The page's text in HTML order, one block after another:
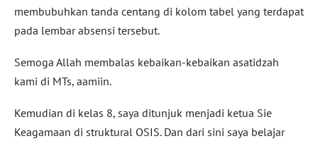
membubuhkan tanda centang di kolom tabel yang terdapat
pada lembar absensi tersebut.
Semoga Allah membalas kebaikan-kebaikan asatidzah
kami di MTs, aamiin.
Kemudian di kelas 8, saya ditunjuk menjadi ketua Sie
Keagamaan di struktural OSIS. Dan dari sini saya belajar